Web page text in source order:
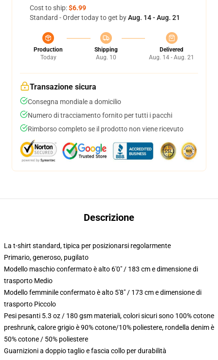
Cost to ship:$6.99
Standard - Order today to get byAug. 14 - Aug. 21
Production
Today
Shipping
Aug. 10
Delivered
Aug. 14 - Aug. 21
Transazione sicura
Consegna mondiale a domicilio
Numero di tracciamento fornito per tutti i pacchi
Rimborso completo se il prodotto non viene ricevuto
Descrizione
La t-shirt standard, tipica per posizionarsi regolarmente
Primario, generoso, pugilato
Modello maschio confermato è alto 6'0" / 183 cm e dimensione di
trasporto Medio
Modello femminile confermato è alto 5'8" / 173 cm e dimensione di
trasporto Piccolo
Pesi pesanti 5.3 oz / 180 gsm materiali, colori sicuri sono 100% cotone
preshrunk, calore grigio è 90% cotone/10% poliestere, rondella denim è
50% cotone / 50% poliestere
Guarnizioni a doppio taglio e fascia collo per durabilità